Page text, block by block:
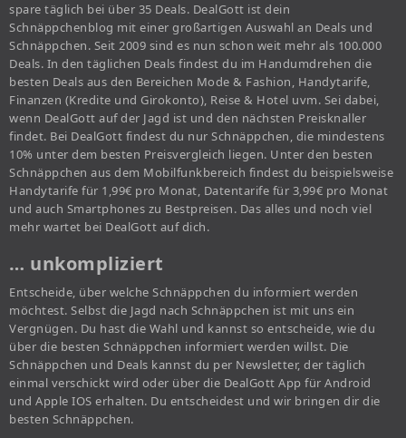
spare täglich bei über 35 Deals. DealGott ist dein
Schnäppchenblog mit einer großartigen Auswahl an Deals und
Schnäppchen. Seit 2009 sind es nun schon weit mehr als 100.000
Deals. In den täglichen Deals findest du im Handumdrehen die
besten Deals aus den Bereichen Mode & Fashion, Handytarife,
Finanzen (Kredite und Girokonto), Reise & Hotel uvm. Sei dabei,
wenn DealGott auf der Jagd ist und den nächsten Preisknaller
findet. Bei DealGott findest du nur Schnäppchen, die mindestens
10% unter dem besten Preisvergleich liegen. Unter den besten
Schnäppchen aus dem Mobilfunkbereich findest du beispielsweise
Handytarife für 1,99€ pro Monat, Datentarife für 3,99€ pro Monat
und auch Smartphones zu Bestpreisen. Das alles und noch viel
mehr wartet bei DealGott auf dich.
… unkompliziert
Entscheide, über welche Schnäppchen du informiert werden
möchtest. Selbst die Jagd nach Schnäppchen ist mit uns ein
Vergnügen. Du hast die Wahl und kannst so entscheide, wie du
über die besten Schnäppchen informiert werden willst. Die
Schnäppchen und Deals kannst du per Newsletter, der täglich
einmal verschickt wird oder über die DealGott App für Android
und Apple IOS erhalten. Du entscheidest und wir bringen dir die
besten Schnäppchen.